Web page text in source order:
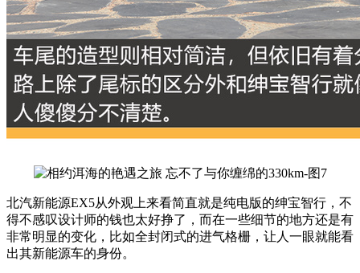
北汽新能源EX5从外观上来看简直就是纯电版的绅宝智行，不
得不感叹设计师的钱也太好挣了，而在一些细节的地方还是有
非常明显的变化，比如全封闭式的进气格栅，让人一眼就能看
出其新能源车的身份。